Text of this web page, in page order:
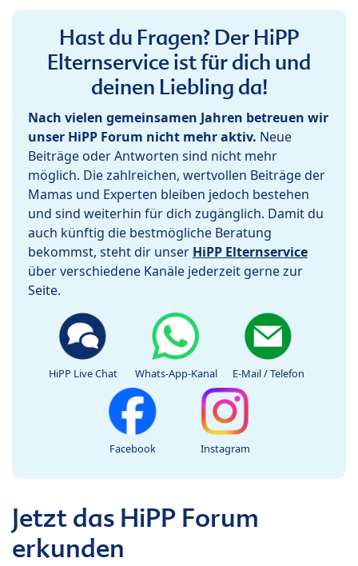
Hast du Fragen? Der HiPP
Elternservice ist für dich und
deinen Liebling da!
Nach vielen gemeinsamen Jahren betreuen wir
unser HiPP Forum nicht mehr aktiv. Neue
Beiträge oder Antworten sind nicht mehr
möglich. Die zahlreichen, wertvollen Beiträge der
Mamas und Experten bleiben jedoch bestehen
und sind weiterhin für dich zugänglich. Damit du
auch künftig die bestmögliche Beratung
bekommst, steht dir unser HiPP Elternservice
über verschiedene Kanäle jederzeit gerne zur
Seite.
HiPP Live Chat Whats-App-Kanal E-Mail / Telefon
Facebook Instagram
Jetzt das HiPP Forum
erkunden